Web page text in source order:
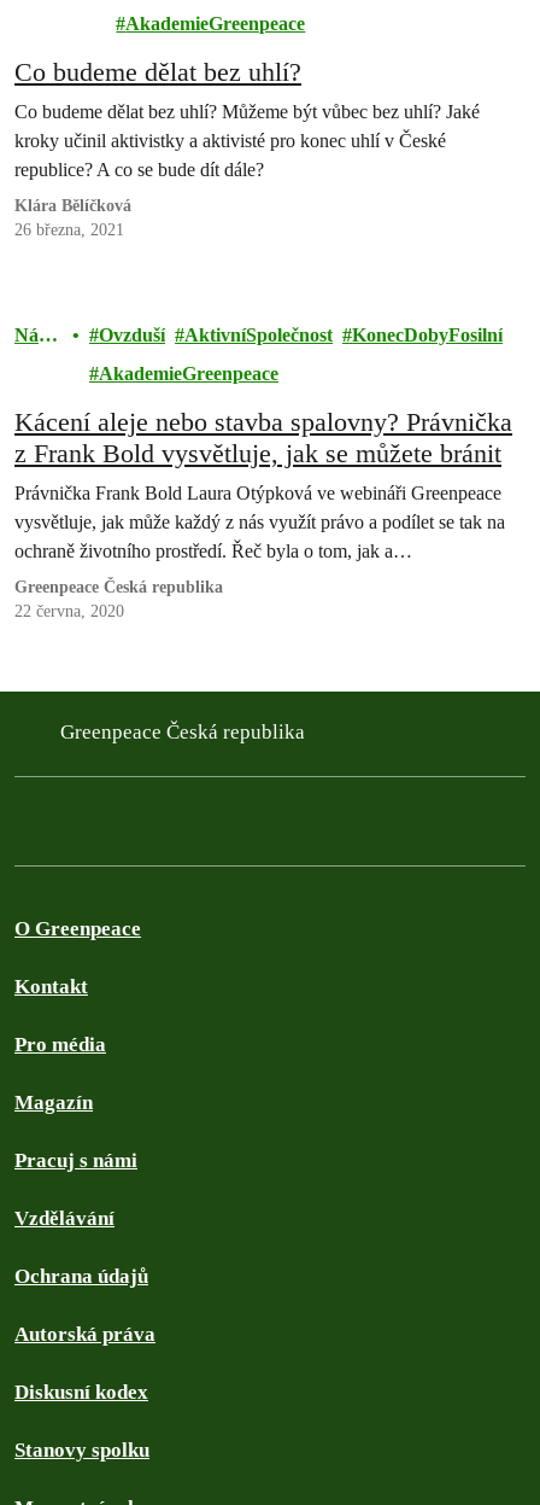
AkademieGreenpeace
Co budeme dělat bez uhlí?
Co budeme dělat bez uhlí? Můžeme být vůbec bez uhlí? Jaké
kroky učinil aktivistky a aktivisté pro konec uhlí v České
republice? A co se bude dít dále?
Klára Bělíčková
26 března, 2021
Náš
Ovzduší AktivníSpolečnost
KonecDobyFosilní
AkademieGreenpeace
Kácení aleje nebo stavba spalovny? Právnička
z Frank Bold vysvětluje, jak se můžete bránit
Právnička Frank Bold Laura Otýpková ve webináři Greenpeace
vysvětluje, jak může každý z nás využít právo a podílet se tak na
ochraně životního prostředí. Řeč byla o tom, jak a…
Greenpeace Česká republika
22 června, 2020
Greenpeace Česká republika
O Greenpeace
Kontakt
Pro média
Magazín
Pracuj s námi
Vzdělávání
Ochrana údajů
Autorská práva
Diskusní kodex
Stanovy spolku